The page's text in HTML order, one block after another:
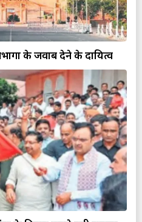
के जवाब देने के दायित्व